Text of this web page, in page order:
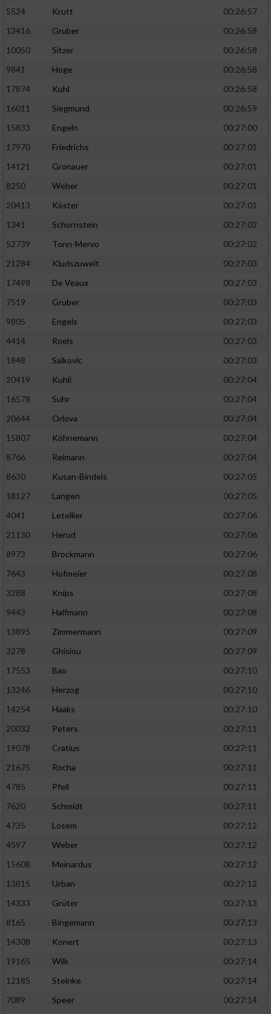
5524
Krutt
00:26:57
13416
Gruber
00:26:58
10050
Sitzer
00:26:58
9841
Hoge
00:26:58
17874
Kuhl
00:26:58
16011
Siegmund
00:26:59
15833
Engeln
00:27:00
17970
Friedrichs
00:27:01
14121
Gronauer
00:27:01
8250
Weber
00:27:01
20413
Köster
00:27:01
1341
Schornstein
00:27:02
52739
Tonn-Mervo
00:27:02
21284
Kludszuweit
00:27:03
17498
De Veaux
00:27:03
7519
Gruber
00:27:03
9805
Engels
00:27:03
4414
Roels
00:27:03
1848
Salkovic
00:27:03
20419
Kuhli
00:27:04
16578
Suhr
00:27:04
20644
Orlova
00:27:04
15807
Köhnemann
00:27:04
8766
Reimann
00:27:04
8630
Kusan-Bindels
00:27:05
18127
Langen
00:27:05
4041
Letellier
00:27:06
21130
Herud
00:27:06
8973
Brockmann
00:27:06
7643
Hofmeier
00:27:08
3288
Knips
00:27:08
9443
Halfmann
00:27:08
13895
Zimmermann
00:27:09
3278
Ghisiou
00:27:09
17553
Bao
00:27:10
13246
Herzog
00:27:10
14254
Haaks
00:27:10
20032
Peters
00:27:11
19078
Cratius
00:27:11
21675
Rocha
00:27:11
4785
Pfeil
00:27:11
7620
Schmidt
00:27:11
4735
Losem
00:27:12
4597
Weber
00:27:12
15608
Meinardus
00:27:12
13815
Urban
00:27:12
14333
Grüter
00:27:13
8165
Bingemann
00:27:13
14308
Konert
00:27:13
19165
Wilk
00:27:14
12185
Steinke
00:27:14
7089
Speer 00:27:14